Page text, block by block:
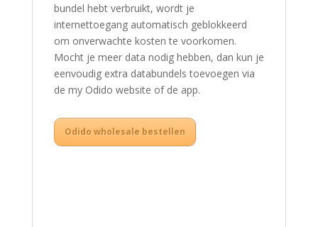
bundel hebt verbruikt, wordt je
internettoegang automatisch geblokkeerd
om onverwachte kosten te voorkomen.
Mocht je meer data nodig hebben, dan kun je
eenvoudig extra databundels toevoegen via
de my Odido website of de app.
Odido wholesale bestellen